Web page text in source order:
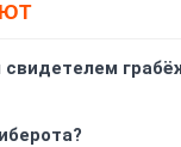
свидетелем